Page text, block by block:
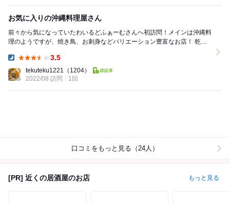
お気に入りの沖縄料理屋さん
前々から気になっていたわいるどふぁーむさんへ初訪問！メインは沖縄料
理のようですが、焼き鳥、お刺身などバリエーション豊富なお店！ 乾杯
3.5
tekuteku1221 （1204）
2022/08 訪問
1回
口コミをもっと見る（24人）
[PR] 近くの居酒屋のお店 もっと見る